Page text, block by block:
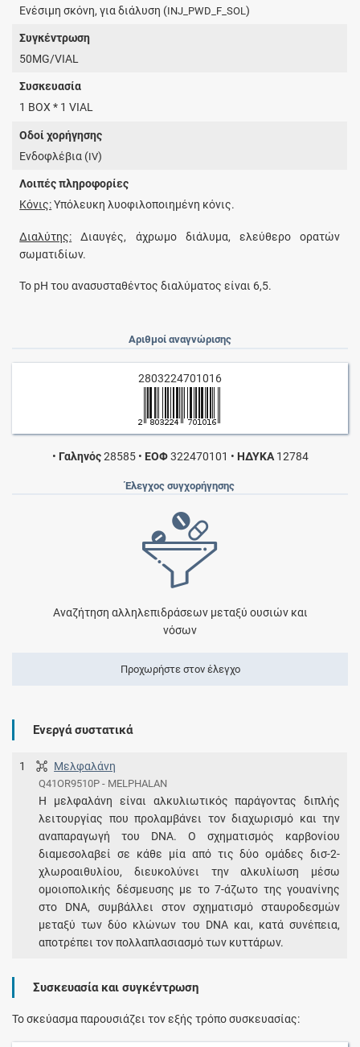
Ενέσιμη σκόνη, για διάλυση (INJ_PWD_F_SOL)
Συγκέντρωση
50MG/VIAL
Συσκευασία
1 BOX * 1 VIAL
Οδοί χορήγησης
Ενδοφλέβια (IV)
Λοιπές πληροφορίες
Κόνις:Υπόλευκη λυοφιλοποιημένη κόνις.
Διαλύτης: Διαυγές, άχρωμο διάλυμα, ελεύθερο ορατών
σωματιδίων.
Το pH του ανασυσταθέντος διαλύματος είναι 6,5.
Αριθμοί αναγνώρισης
2803224701016
• Γαληνός28585 • ΕΟΦ322470101 • ΗΔΥΚΑ12784
Έλεγχος συγχορήγησης
Αναζήτηση αλληλεπιδράσεων μεταξύ ουσιών και
νόσων
Προχωρήστε στον έλεγχο
Ενεργά συστατικά
1 Μελφαλάνη
Q41OR9510P - MELPHALAN
Η μελφαλάνη είναι αλκυλιωτικός παράγοντας διπλής
λειτουργίας που προλαμβάνει τον διαχωρισμό και την
αναπαραγωγή του DNA. Ο σχηματισμός καρβονίου
διαμεσολαβεί σε κάθε μία από τις δύο ομάδες δισ-2-
χλωροαιθυλίου, διευκολύνει την αλκυλίωση μέσω
ομοιοπολικής δέσμευσης με το 7-άζωτο της γουανίνης
στο DNA, συμβάλλει στον σχηματισμό σταυροδεσμών
μεταξύ των δύο κλώνων του DNA και, κατά συνέπεια,
αποτρέπει τον πολλαπλασιασμό των κυττάρων.
Συσκευασία και συγκέντρωση
Το σκεύασμα παρουσιάζει τον εξής τρόπο συσκευασίας: